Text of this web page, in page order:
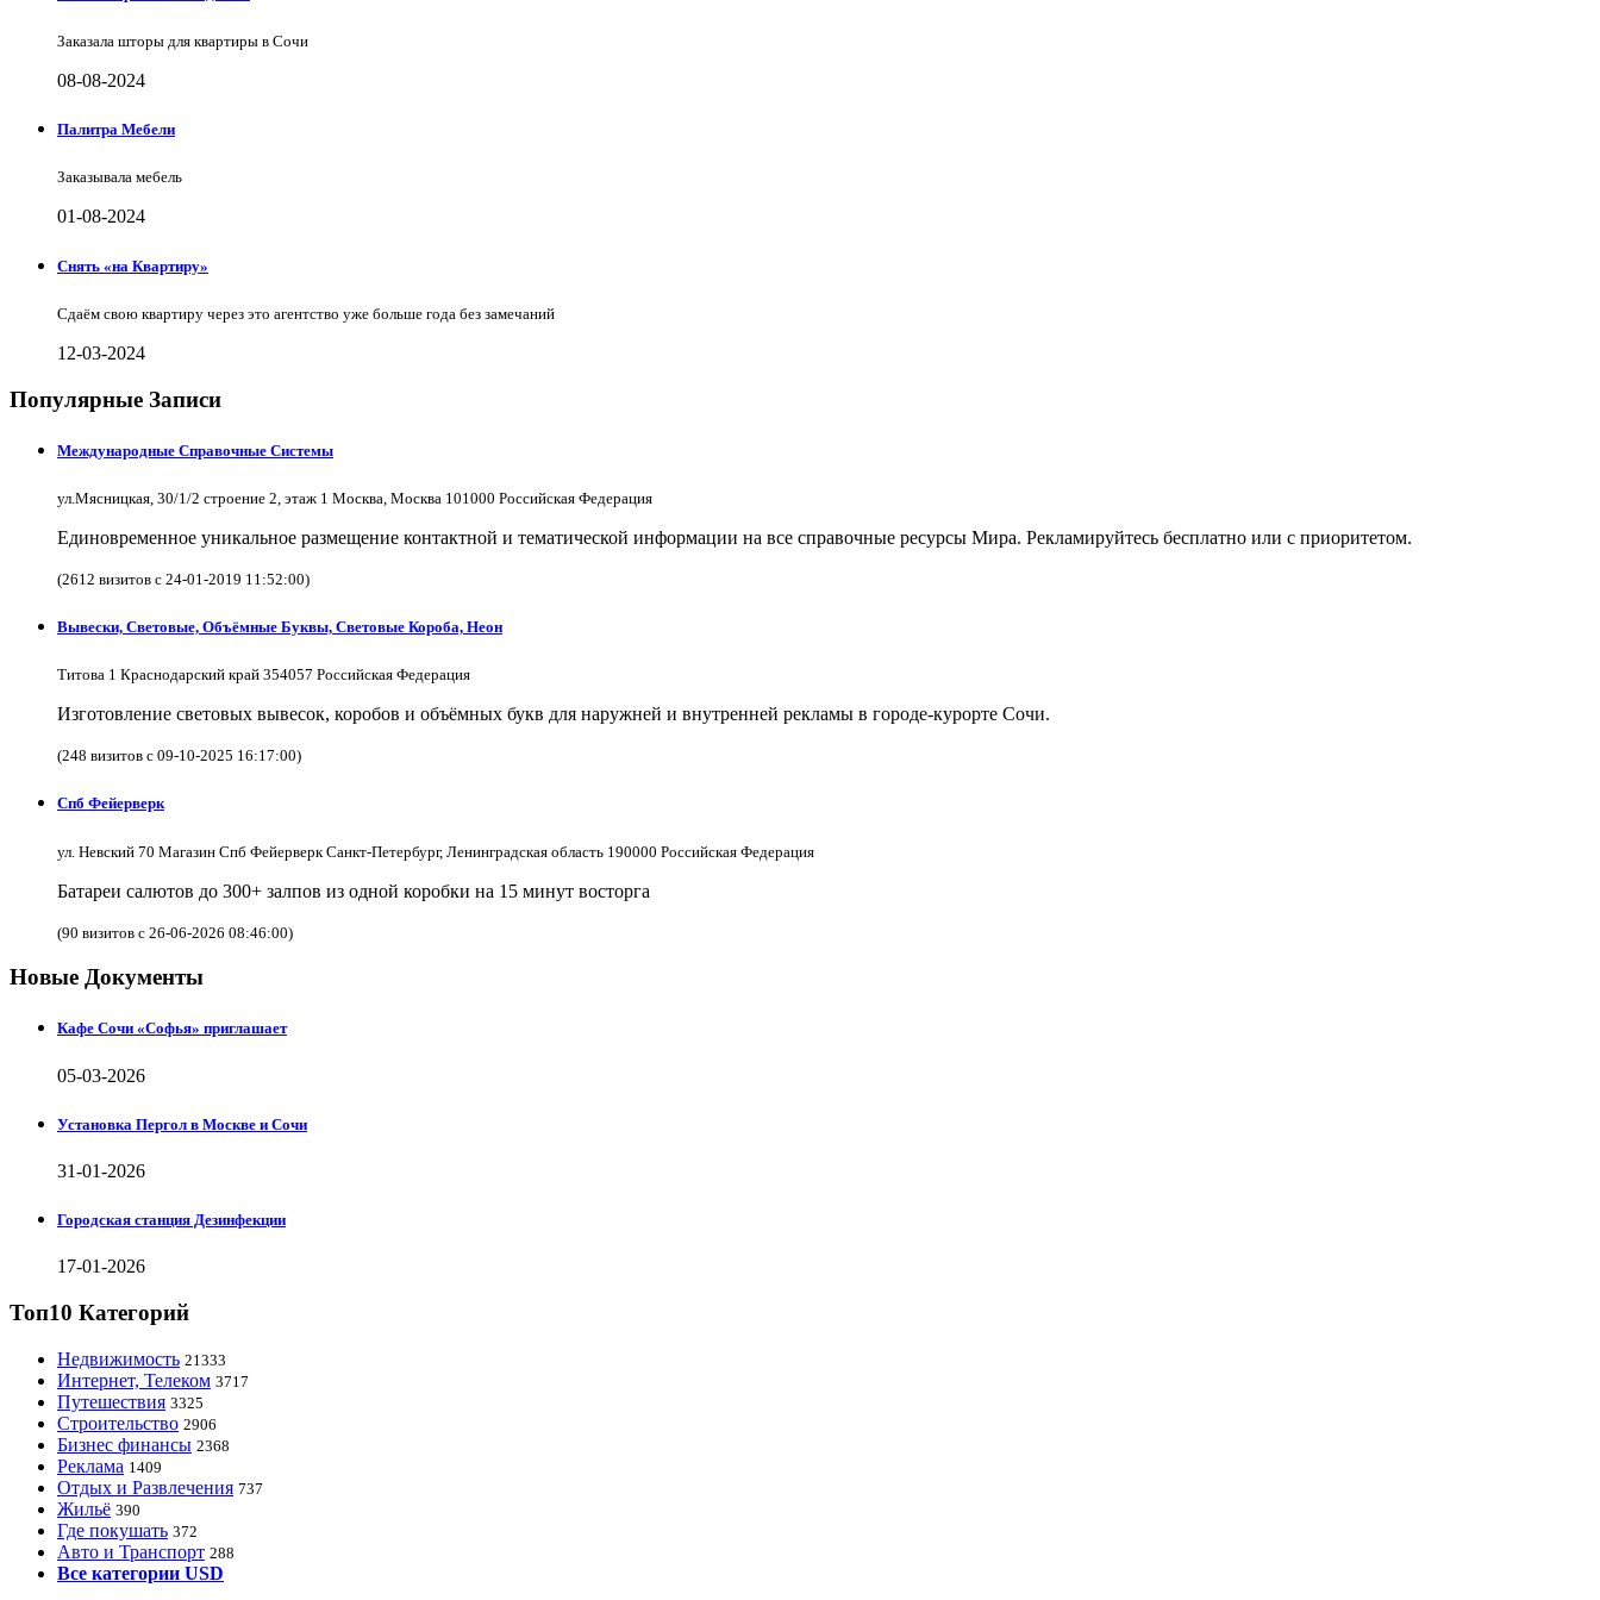
Заказала шторы для квартиры в Сочи
08-08-2024
Палитра Мебели
Заказывала мебель
01-08-2024
Снять «на Квартиру»
Сдаём свою квартиру через это агентство уже больше года без замечаний
12-03-2024
Популярные Записи
Международные Справочные Системы
ул.Мясницкая, 30/1/2 строение 2, этаж 1 Москва, Москва 101000 Российская Федерация
Единовременное уникальное размещение контактной и тематической информации на все справочные ресурсы Мира. Рекламируйтесь бесплатно или с приоритетом.
(2612 визитов с 24-01-2019 11:52:00)
Вывески, Световые, Объёмные Буквы, Световые Короба, Неон
Титова 1 Краснодарский край 354057 Российская Федерация
Изготовление световых вывесок, коробов и объёмных букв для наружней и внутренней рекламы в городе-курорте Сочи.
(248 визитов с 09-10-2025 16:17:00)
Спб Фейерверк
ул. Невский 70 Магазин Спб Фейерверк Санкт-Петербург, Ленинградская область 190000 Российская Федерация
Батареи салютов до 300+ залпов из одной коробки на 15 минут восторга
(90 визитов с 26-06-2026 08:46:00)
Новые Документы
Кафе Сочи «Софья» приглашает
05-03-2026
Установка Пергол в Москве и Сочи
31-01-2026
Городская станция Дезинфекции
17-01-2026
Топ10 Категорий
Недвижимость 21333
Интернет, Телеком 3717
Путешествия 3325
Строительство 2906
Бизнес финансы 2368
Реклама 1409
Отдых и Развлечения 737
Жильё 390
Где покушать 372
Авто и Транспорт 288
Все категории USD